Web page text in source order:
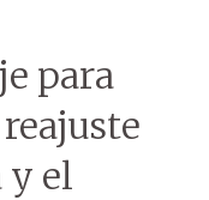
para
y el